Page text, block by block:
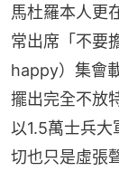
馬杜羅本人更
常出席「不要
happy）集會
擺出完全不放
以1.5萬士兵
切也只是虛張